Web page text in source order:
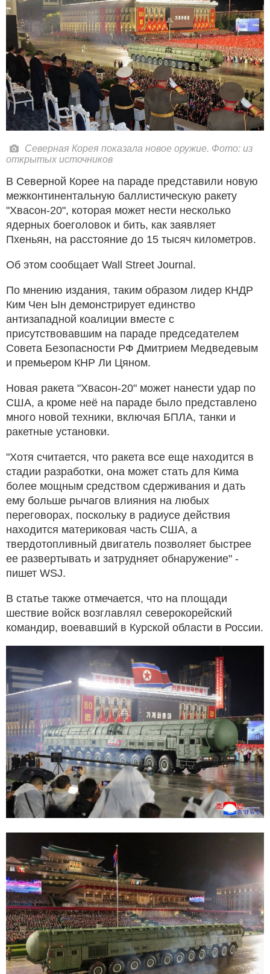
Северная Корея показала новое оружие. Фото: из
открытых источников
В Северной Корее на параде представили новую
межконтинентальную баллистическую ракету
"Хвасон-20", которая может нести несколько
ядерных боеголовок и бить, как заявляет
Пхеньян, на расстояние до 15 тысяч километров.
Об этом сообщает Wall Street Journal.
По мнению издания, таким образом лидер КНДР
Ким Чен Ын демонстрирует единство
антизападной коалиции вместе с
присутствовавшим на параде председателем
Совета Безопасности РФ Дмитрием Медведевым
и премьером КНР Ли Цяном.
Новая ракета "Хвасон-20" может нанести удар по
США, а кроме неё на параде было представлено
много новой техники, включая БПЛА, танки и
ракетные установки.
"Хотя считается, что ракета все еще находится в
стадии разработки, она может стать для Кима
более мощным средством сдерживания и дать
ему больше рычагов влияния на любых
переговорах, поскольку в радиусе действия
находится материковая часть США, а
твердотопливный двигатель позволяет быстрее
ее развертывать и затрудняет обнаружение" -
пишет WSJ.
В статье также отмечается, что на площади
шествие войск возглавлял северокорейский
командир, воевавший в Курской области в России.